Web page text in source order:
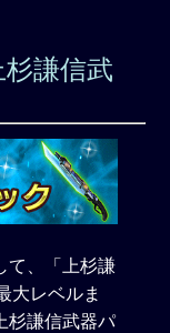
謙信武
て、「上杉謙
大レベルま
杉謙信武器パ